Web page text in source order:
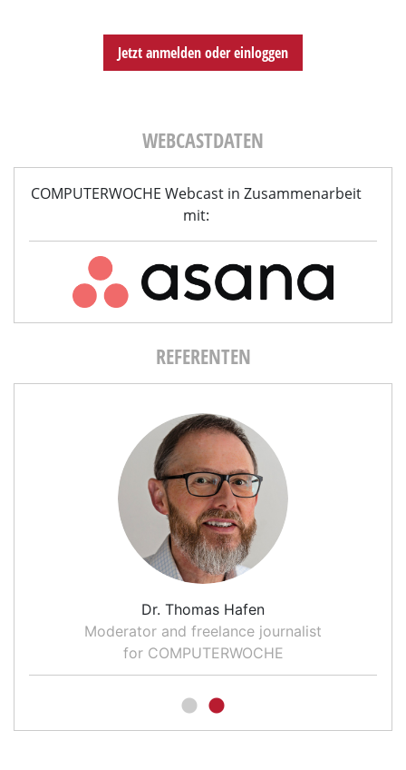
Jetzt anmelden oder einloggen
WEBCASTDATEN
COMPUTERWOCHE Webcast in Zusammenarbeit
mit:
REFERENTEN
Dr. Thomas Hafen
Moderator and freelance journalist
for COMPUTERWOCHE